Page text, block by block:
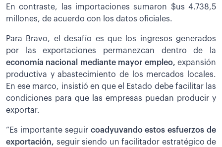
En contraste, las importaciones sumaron $us 4.738,5
millones, de acuerdo con los datos oficiales.
Para Bravo, el desafío es que los ingresos generados
por las exportaciones permanezcan dentro de la
economía nacional mediante mayor empleo, expansión
productiva y abastecimiento de los mercados locales.
En ese marco, insistió en que el Estado debe facilitar las
condiciones para que las empresas puedan producir y
exportar.
“Es importante seguir coadyuvando estos esfuerzos de
exportación, seguir siendo un facilitador estratégico de